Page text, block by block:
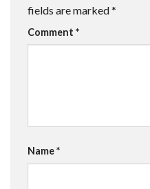
fields are marked*
Comment *
Name*